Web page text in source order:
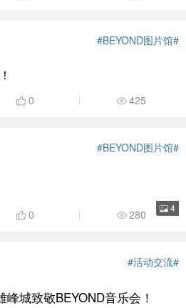
#BEYOND图片馆#
0 425
#BEYOND图片馆#
4
0 280
#活动交流#
城致敬BEYOND音乐会！